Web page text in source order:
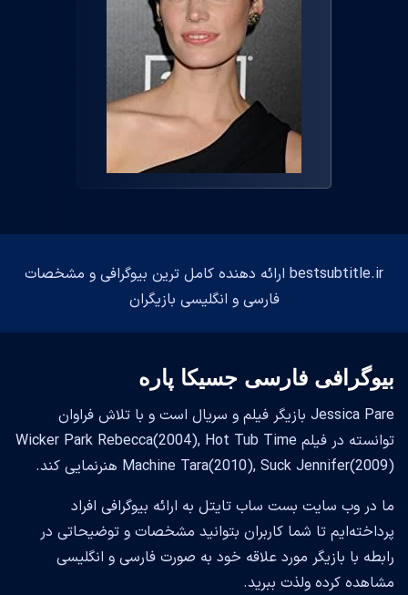
bestsubtitle.ir ارائه دهنده کامل ترین بیوگرافی و مشخصات
فارسی و انگلیسی بازیگران
بیوگرافی فارسی جسیکا پاره
Jessica Pare بازیگر فیلم و سریال است و با تلاش فراوان
توانسته در فیلم Wicker Park Rebecca(2004), Hot Tub Time
Machine Tara(2010), Suck Jennifer(2009) هنرنمایی کند.
ما در وب سایت بست ساب تایتل به ارائه بیوگرافی افراد
پرداخته‌ایم تا شما کاربران بتوانید مشخصات و توضیحاتی در
رابطه با بازیگر مورد علاقه خود به صورت فارسی و انگلیسی
مشاهده کرده ولذت ببرید.